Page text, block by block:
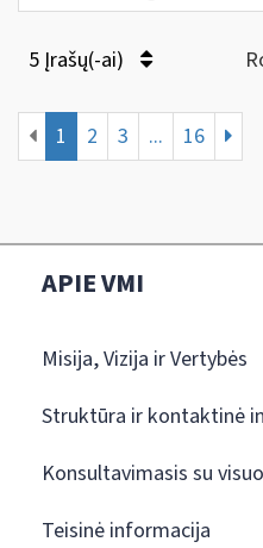
5 Įrašų(-ai)
1 2 3 ... 16
APIE VMI
Misija, Vizija ir Vertybės
Struktūra ir kontaktinė
Konsultavimasis su
Teisinė informacija